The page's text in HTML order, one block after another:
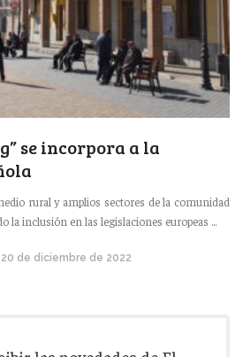
se incorpora a la
rural y amplios sectores de la comunidad
la inclusión en las legislaciones europeas ...
20 de diciembre de 2022